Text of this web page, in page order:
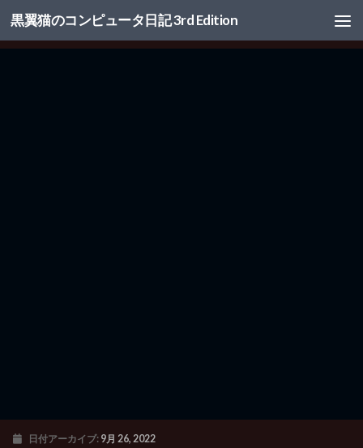
コンテンツへスキップ
黒翼猫のコンピュータ日記 3rd Edition
日付アーカイブ: 9月 26, 2022